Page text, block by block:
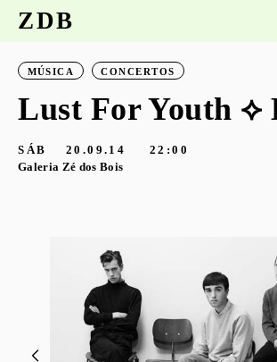
ZDB
MÚSICA CONCERTOS
Lust For Youth ⟡
SÁB 20.09.14
22:00
Galeria Zé dos Bois